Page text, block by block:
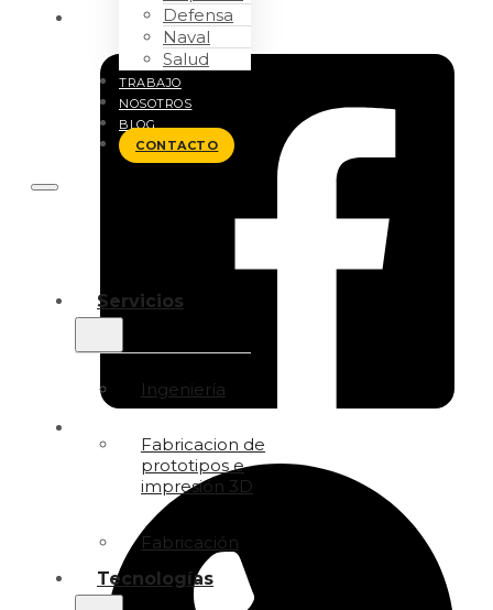
Defensa
Naval
Salud
TRABAJO
NOSOTROS
BLOG
CONTACTO
Servicios
Ingeniería
Fabricacion de
prototipos e
impresión 3D
Fabricación
Tecnologías